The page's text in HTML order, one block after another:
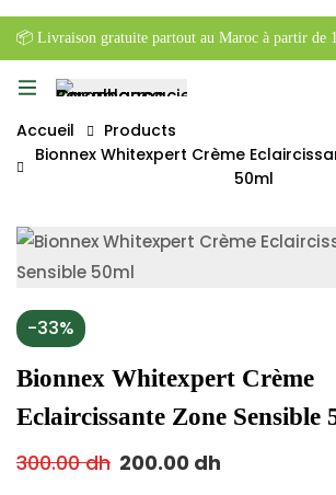
📦 Livraison gratuite partout au Maroc à partir de
Accueil
Products
Bionnex Whitexpert Crème
50ml
-33%
Bionnex Whitexpert Crème
Eclaircissante Zone Sensible
300.00dh 200.00 dh